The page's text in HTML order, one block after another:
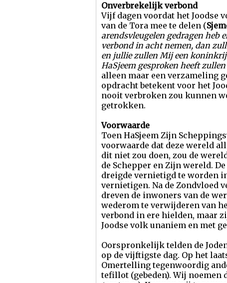
Onverbrekelijk verbond
Vijf dagen voordat het Joodse
van de Tora mee te delen (
arendsvleugelen gedragen heb
verbond in acht nemen, dan
en jullie zullen Mij een
HaSjeem gesproken heeft
alleen maar een verzameling
opdracht betekent voor het
nooit verbroken zou kunnen
getrokken.
Voorwaarde
Toen HaSjeem Zijn
voorwaarde dat deze wereld
dit niet zou doen, zou de
de Schepper en Zijn wereld.
dreigde vernietigd te worden
vernietigen. Na de Zondvloed
dreven de inwoners van de
wederom te verwijderen van
verbond in ere hielden, maar
Joodse volk unaniem en met
Oorspronkelijk telden de
op de vijftigste dag. Op het
Omertelling tegenwoordig
tefillot (gebeden). Wij noemen